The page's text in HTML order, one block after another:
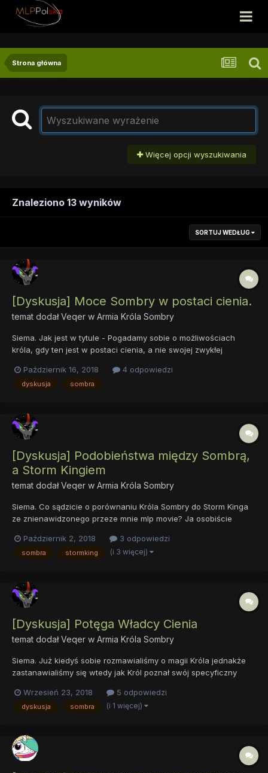
Strona główna
Więcej opcji wyszukiwania
Znaleziono 13 wyników
SORTUJ WEDŁUG
[Dyskusja] Moce Sombry w postaci cienia.
temat dodałVeqer w Armia Króla Sombry
Siema. Jak jest w tytule - Pogadamy sobie o możliwościach
króla, gdy ten jest w postaci cienia, a nie swojej zwykłej
postać na co dzień? Jakie ma dzięki temu możliwości?
Zauważmy, że Król w postaci Cienia był w stanie pokryć...
Październik 16, 2018 4 odpowiedzi
dyskusja sombra
[Dyskusja] Podobieństwa między Sombrą,
a Storm Kingiem
temat dodałVeqer w Armia Króla Sombry
Siema. Co sądzicie o porównaniu Króla Sombry do Storm Kinga
ze znienawidzonego przeze mnie mlp movie? Ja osobiście
wykluczone, że tworząc Storma twórcy mlp movie czerpali
trochę z odcinków w których wystąpił Sombra. Nawet...
Październik 2, 2018 3 odpowiedzi
sombra stormking (i 3 więcej)
[Dyskusja] Potęga Władcy Cienia
temat dodałVeqer w Armia Króla Sombry
Siema. Już kiedyś sobie rozmawialiśmy o magii Króla jednakże
zastanawialiśmy się wtedy jak Król poznał swój specyficzny
temat tego jak duża ta moc mogła być. Jak myślicie... Na którym
miejscu byłaby moc Króla Sombry w świe...
Wrzesień 23, 2018 5 odpowiedzi
dyskusja sombra (i 1 więcej)